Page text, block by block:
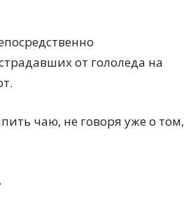
от гололеда на
чаю, не говоря уже о том,